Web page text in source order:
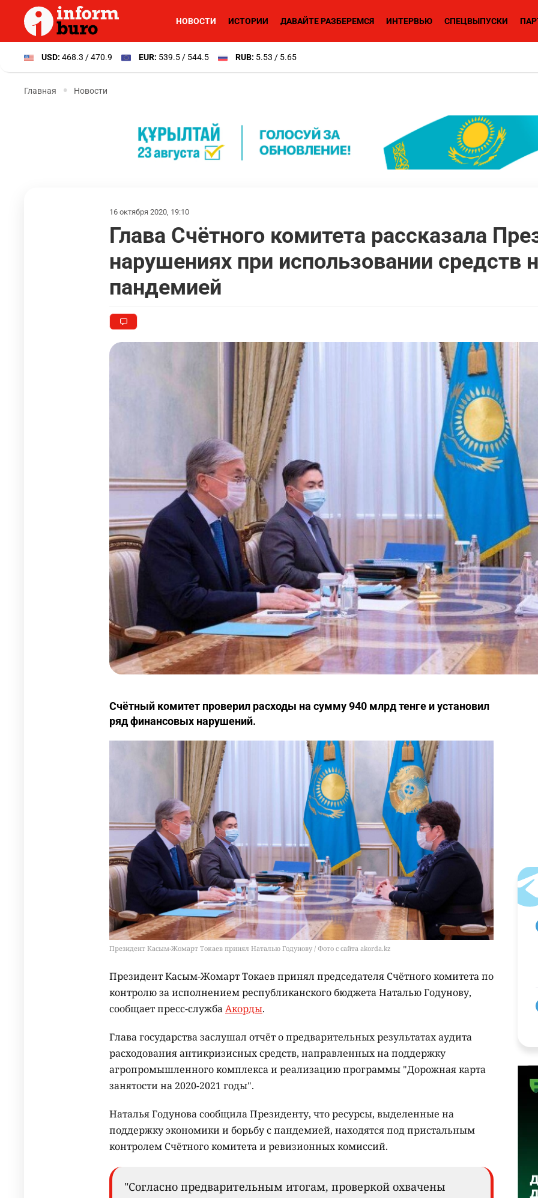
НОВОСТИ ИСТОРИИ ДАВАЙТЕ РАЗБЕРЕМСЯ ИНТЕРВЬЮ СПЕЦВЫПУСКИ
USD: 468.3 / 470.9 EUR: 539.5 / 544.5 RUB: 5.53 / 5.65
Главная Новости
16 октября 2020, 19:10
Глава Счётного комитета рассказала
нарушениях при использовании средств
пандемией
Счётный комитет проверил расходы на сумму 940 млрд тенге и установил
ряд финансовых нарушений.
Президент Касым-Жомарт Токаев принял Наталью Годунову / Фото с сайта akorda.kz
Президент Касым-Жомарт Токаев принял председателя Счётного комитета по
контролю за исполнением республиканского бюджета Наталью Годунову,
сообщает пресс-службаАкорды.
Глава государства заслушал отчёт о предварительных результатах аудита
расходования антикризисных средств, направленных на поддержку
агропромышленного комплекса и реализацию программы "Дорожная карта
занятости на 2020-2021 годы".
Наталья Годунова сообщила Президенту, что ресурсы, выделенные на
поддержку экономики и борьбу с пандемией, находятся под пристальным
контролем Счётного комитета и ревизионных комиссий.
"Согласно предварительным итогам, проверкой охвачены